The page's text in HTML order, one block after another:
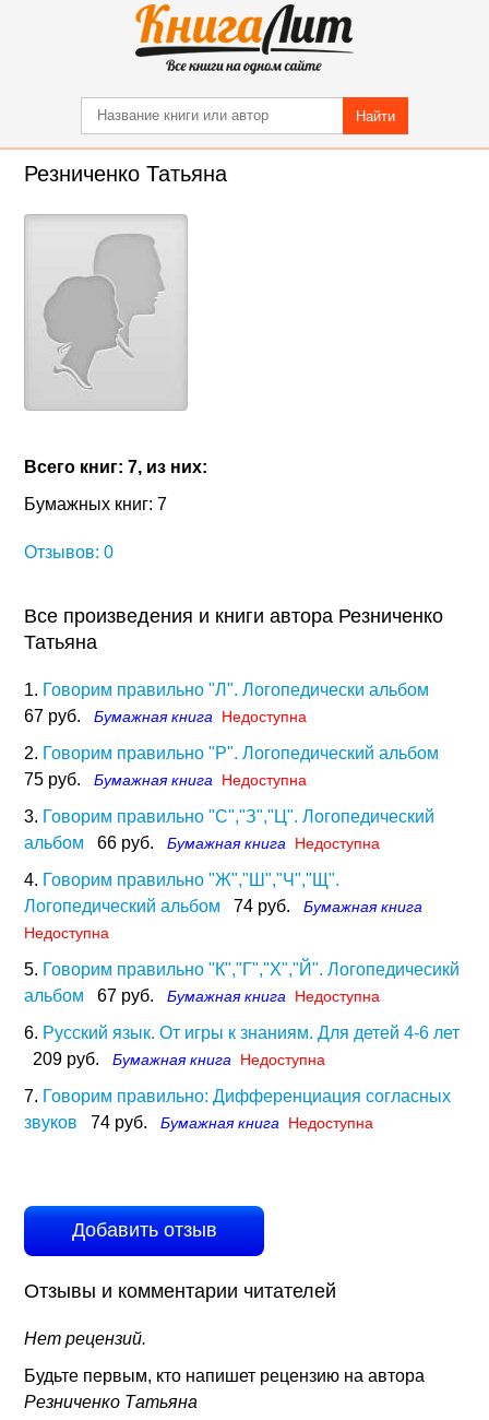
Найти
Резниченко Татьяна
Всего книг: 7, из них:
Бумажных книг: 7
Отзывов: 0
Все произведения и книги автора Резниченко
Татьяна
1. Говорим правильно "Л". Логопедически альбом
67 руб.
Бумажная книга Недоступна
2. Говорим правильно "Р". Логопедический альбом
75 руб.
Бумажная книга Недоступна
3. Говорим правильно "С","З","Ц". Логопедический
альбом
66 руб. Бумажная книга Недоступна
4. Говорим правильно "Ж","Ш","Ч","Щ".
Логопедический альбом
74 руб.
Бумажная книга
Недоступна
5. Говорим правильно "К","Г","Х","Й". Логопедичесикй
альбом
67 руб. Бумажная книга Недоступна
6. Русский язык. От игры к знаниям. Для детей 4-6 лет
209 руб.
Бумажная книга Недоступна
7. Говорим правильно: Дифференциация согласных
звуков
74 руб. Бумажная книга Недоступна
Добавить отзыв
Отзывы и комментарии читателей
Нет рецензий.
Будьте первым, кто напишет рецензию на автора
Резниченко Татьяна